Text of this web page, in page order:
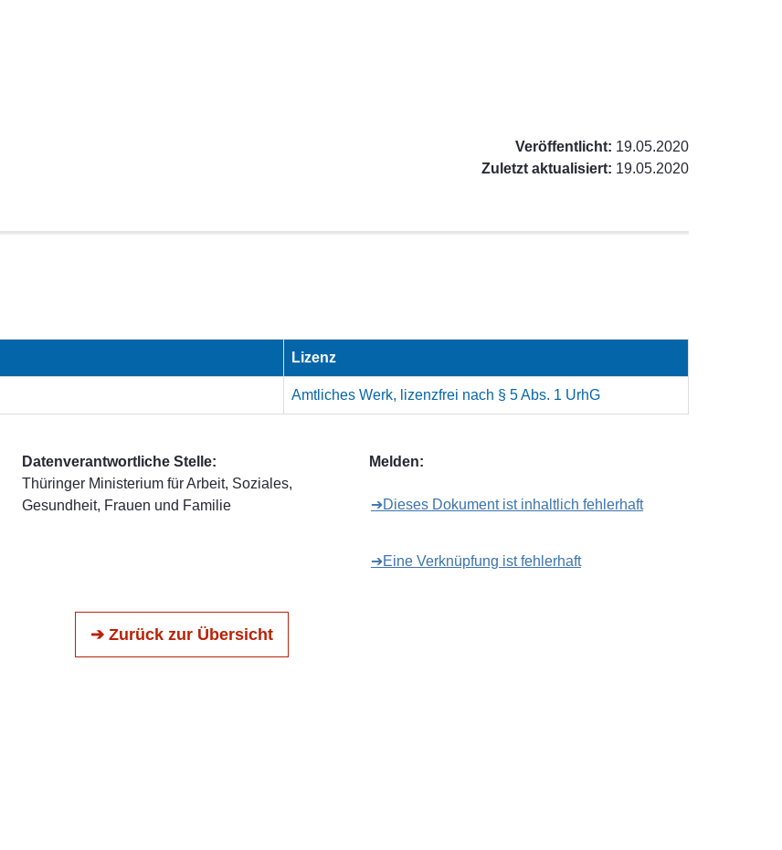
Veröffentlicht: 19.05.2020
Zuletzt aktualisiert: 19.05.2020
Lizenz
Amtliches Werk, lizenzfrei nach § 5 Abs. 1 UrhG
Datenverantwortliche Stelle:
Thüringer Ministerium für Arbeit, Soziales,
Gesundheit, Frauen und Familie
Melden:
➔Dieses Dokument ist inhaltlich fehlerhaft
➔Eine Verknüpfung ist fehlerhaft
➔ Zurück zur Übersicht